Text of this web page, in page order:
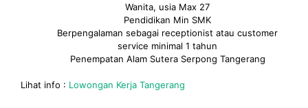
Wanita, usia Max 27
Pendidikan Min SMK
Berpengalaman sebagai receptionist atau customer
service minimal 1 tahun
Penempatan Alam Sutera Serpong Tangerang
Lihat info : Lowongan Kerja Tangerang